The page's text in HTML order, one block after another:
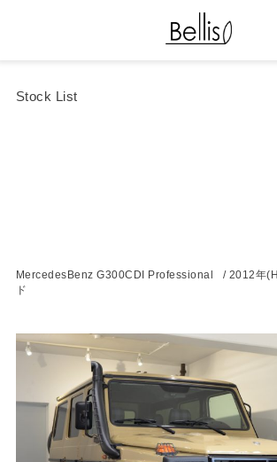
Stock List
MercedesBenz G300CDI Professional / 2012年
ド